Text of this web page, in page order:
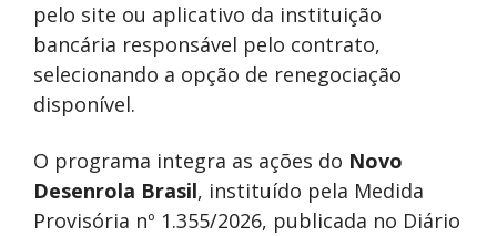
pelo site ou aplicativo da instituição
bancária responsável pelo contrato,
selecionando a opção de renegociação
disponível.
O programa integra as ações do Novo
Desenrola Brasil, instituído pela Medida
Provisória nº 1.355/2026, publicada no Diário